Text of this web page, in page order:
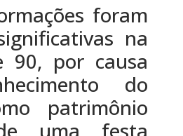
foram
na
90, por causa
do
patrimônio
uma festa